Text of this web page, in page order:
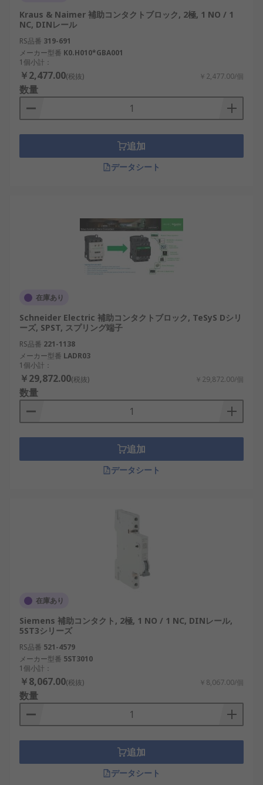
Kraus & Naimer 補助コンタクトブロック, 2極, 1 NO / 1
NC, DINレール
RS品番 319-691
メーカー型番 K0.H010*GBA001
1個小計：
￥2,477.00(税抜) ￥2,477.00/個
数量
追加
データシート
在庫あり
Schneider Electric 補助コンタクトブロック, TeSyS Dシリ
ーズ, SPST, スプリング端子
RS品番 221-1138
メーカー型番 LADR03
1個小計：
￥29,872.00(税抜) ￥29,872.00/個
数量
追加
データシート
在庫あり
Siemens 補助コンタクト, 2極, 1 NO / 1 NC, DINレール,
5ST3シリーズ
RS品番 521-4579
メーカー型番 5ST3010
1個小計：
￥8,067.00(税抜) ￥8,067.00/個
数量
追加
データシート